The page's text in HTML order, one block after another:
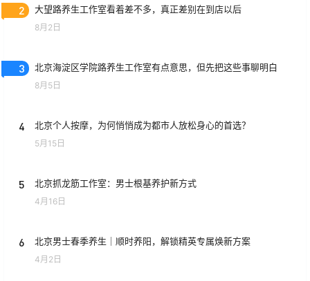
2 大望路养生工作室看着差不多，真正差别在到店以后
8月2日
3 北京海淀区学院路养生工作室有点意思，但先把这些事聊明白
8月5日
4 北京个人按摩，为何悄悄成为都市人放松身心的首选？
5月15日
5 北京抓龙筋工作室：男士根基养护新方式
4月16日
6 北京男士春季养生｜顺时养阳，解锁精英专属焕新方案
4月2日